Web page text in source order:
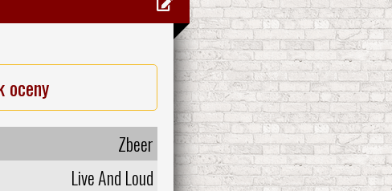
oceny
Zbeer
Live And Loud